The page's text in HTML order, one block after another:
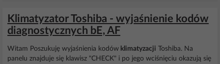
Klimatyzator Toshiba - wyjaśnienie kodów
diagnostycznych bE, AF
Witam Poszukuję wyjaśnienia kodów klimatyzacji Toshiba. Na
panelu znajduje się klawisz "CHECK" i po jego wciśnięciu okazują się